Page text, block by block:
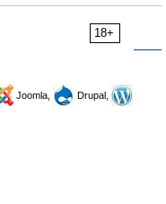
18+
Joomla,
Drupal,